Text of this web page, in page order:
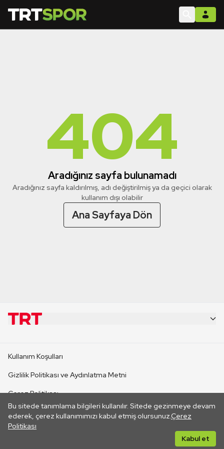
404
Aradığınız sayfa bulunamadı
Aradığınız sayfa kaldırılmış, adı değiştirilmiş ya da geçici olarak
kullanım dışı olabilir
Ana Sayfaya Dön
Bu sitede tanımlama bilgileri kullanılır. Sitede gezinmeye devam
ederek, çerez kullanımımızı kabul etmiş olursunuz.Çerez
Politikası
Kabul et
CANLI YAYINLAR
Kullanım Koşulları
Gizlilik Politikası ve Aydınlatma Metni
Çerez Politikası
İletişim
Her hakkı saklıdır. ©2026 TRT. Bağlantı yoluyla gidilen dış